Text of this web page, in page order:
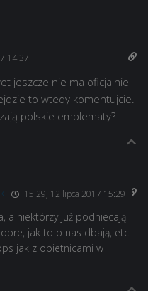
14:37
jeszcze nie ma oficjalnie
to wtedy komentujcie.
polskie emblematy?
15:29, 12 lipca 2017 15:29
a niektórzy już podniecają
jak to o nas dbają, etc.
jak z obietnicami w